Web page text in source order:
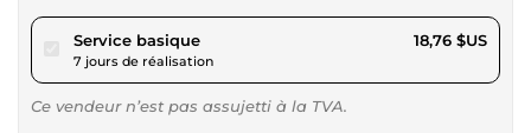
Service basiquepour 17,28 $US
7 jours de réalisation
18,76 $US
Ce vendeur n’est pas assujetti à la TVA.